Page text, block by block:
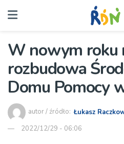
W nowym roku
rozbudowa
Domu Pomocy
autor / źródło: Łukasz
2022/12/29 - 06:06